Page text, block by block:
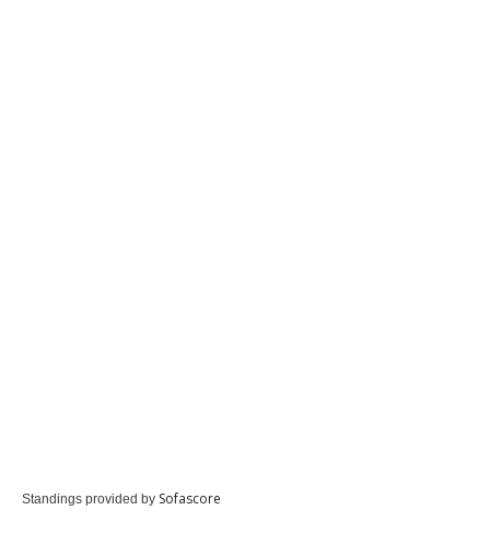
Standings provided by Sofascore